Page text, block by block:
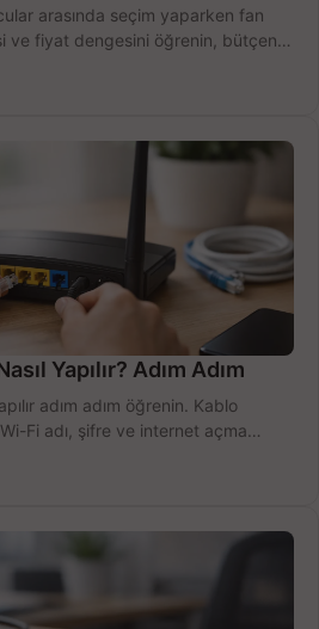
arasında seçim yaparken fan
ve fiyat dengesini öğrenin, bütçenizi
Yapılır? Adım Adım
adım adım öğrenin. Kablo
Fi adı, şifre ve internet açma